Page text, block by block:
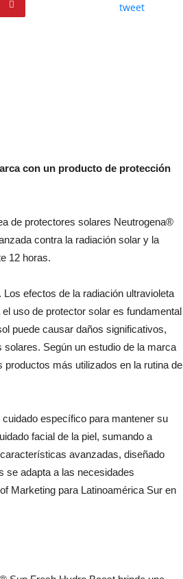
tweet
con un producto de protección
de protectores solares Neutrogena®
contra la radiación solar y la
12 horas.
efectos de la radiación ultravioleta
uso de protector solar es fundamental
puede causar daños significativos,
Según un estudio de la marca
productos más utilizados en la rutina de
específico para mantener su
facial de la piel, sumando a
avanzadas, diseñado
se adapta a las necesidades
Marketing para Latinoamérica Sur en